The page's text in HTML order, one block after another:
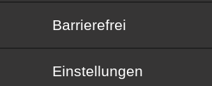
Barrierefrei
Barrierefrei
Einstellungen